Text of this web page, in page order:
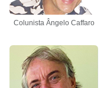
Colunista Ângelo Caffaro